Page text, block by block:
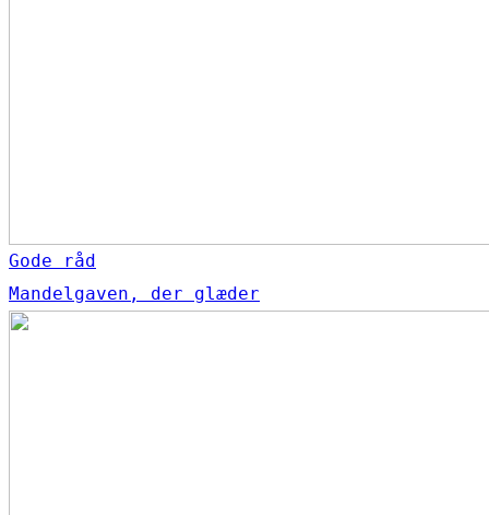
Gode råd
Mandelgaven, der glæder